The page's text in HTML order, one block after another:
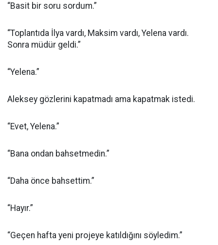
“Basit bir soru sordum.”
“Toplantıda İlya vardı, Maksim vardı, Yelena vardı.
Sonra müdür geldi.”
“Yelena.”
Aleksey gözlerini kapatmadı ama kapatmak istedi.
“Evet, Yelena.”
“Bana ondan bahsetmedin.”
“Daha önce bahsettim.”
“Hayır.”
“Geçen hafta yeni projeye katıldığını söyledim.”